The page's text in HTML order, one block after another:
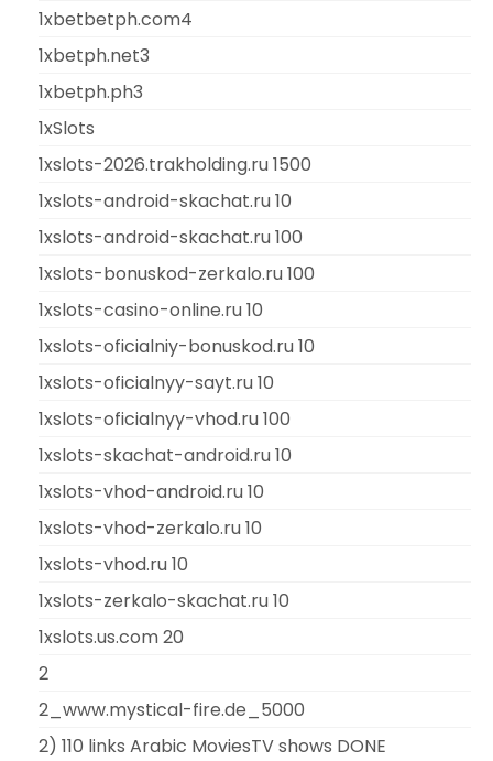
1xbetbetph.com4
1xbetph.net3
1xbetph.ph3
1xSlots
1xslots-2026.trakholding.ru 1500
1xslots-android-skachat.ru 10
1xslots-android-skachat.ru 100
1xslots-bonuskod-zerkalo.ru 100
1xslots-casino-online.ru 10
1xslots-oficialniy-bonuskod.ru 10
1xslots-oficialnyy-sayt.ru 10
1xslots-oficialnyy-vhod.ru 100
1xslots-skachat-android.ru 10
1xslots-vhod-android.ru 10
1xslots-vhod-zerkalo.ru 10
1xslots-vhod.ru 10
1xslots-zerkalo-skachat.ru 10
1xslots.us.com 20
2
2_www.mystical-fire.de_5000
2) 110 links Arabic MoviesTV shows DONE